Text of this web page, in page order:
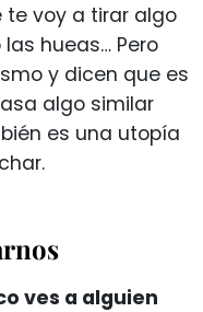
te voy a tirar algo
hueas… Pero
y dicen que es
algo similar
es una utopía
ves a alguien